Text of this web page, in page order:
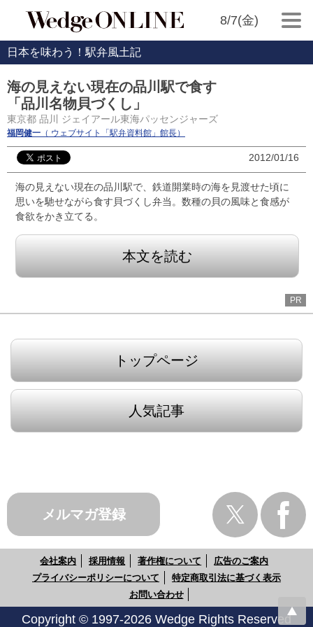
8/7(金)
日本を味わう！駅弁風土記
海の見えない現在の品川駅で食す
「品川名物貝づくし」
東京都 品川 ジェイアール東海パッセンジャーズ
福岡健一 （ ウェブサイト「駅弁資料館」館長）
2012/01/16
海の見えない現在の品川駅で、鉄道開業時の海を見渡せた頃に
思いを馳せながら食す貝づくし弁当。数種の貝の風味と食感が
食欲をかき立てる。
本文を読む
PR
トップページ
人気記事
メルマガ登録
会社案内 採用情報 著作権について
広告のご案内
プライバシーポリシーについて
特定商取引法に基づく表示
お問い合わせ
Copyright © 1997-2026 Wedge Rights Reserved